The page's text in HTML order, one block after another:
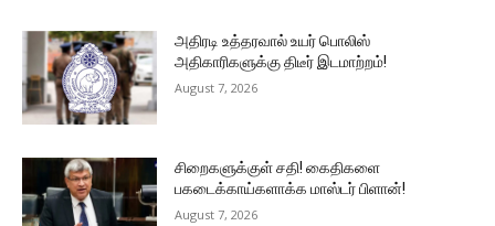
அதிரடி உத்தரவால் உயர் பொலிஸ்
அதிகாரிகளுக்கு திடீர் இடமாற்றம்!
August 7, 2026
சிறைகளுக்குள் சதி! கைதிகளை
பகடைக்காய்களாக்க மாஸ்டர் பிளான்!
August 7, 2026